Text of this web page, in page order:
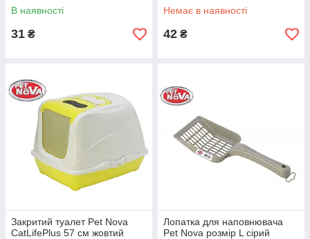
В наявності
31 ₴
Немає в наявності
42 ₴
Закритий туалет Pet Nova
CatLifePlus 57 см жовтий
Лопатка для наповнювача
Pet Nova розмір L сірий